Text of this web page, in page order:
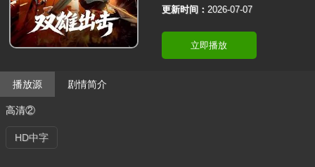
更新时间：2026-07-07
立即播放
播放源 剧情简介
高清②
HD中字